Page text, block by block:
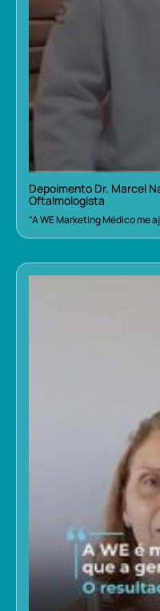
Depoimento Dr. Marcel
Oftalmologista
“A WE Marketing Médico me